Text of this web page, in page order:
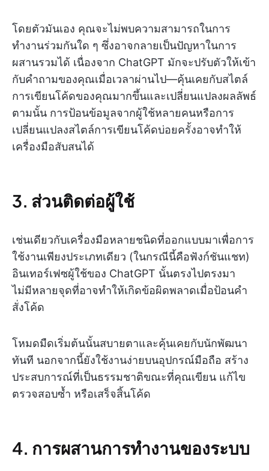
โดยตัวมันเอง คุณจะไม่พบความสามารถในการ
ทำงานร่วมกันใด ๆ ซึ่งอาจกลายเป็นปัญหาในการ
ผสานรวมได้ เนื่องจาก ChatGPT มักจะปรับตัวให้เข้า
กับคำถามของคุณเมื่อเวลาผ่านไป—คุ้นเคยกับสไตล์
การเขียนโค้ดของคุณมากขึ้นและเปลี่ยนแปลงผลลัพธ์
ตามนั้น การป้อนข้อมูลจากผู้ใช้หลายคนหรือการ
เปลี่ยนแปลงสไตล์การเขียนโค้ดบ่อยครั้งอาจทำให้
เครื่องมือสับสนได้
3. ส่วนติดต่อผู้ใช้
เช่นเดียวกับเครื่องมือหลายชนิดที่ออกแบบมาเพื่อการ
ใช้งานเพียงประเภทเดียว (ในกรณีนี้คือฟังก์ชันแชท)
อินเทอร์เฟซผู้ใช้ของ ChatGPT นั้นตรงไปตรงมา
ไม่มีหลายจุดที่อาจทำให้เกิดข้อผิดพลาดเมื่อป้อนคำ
สั่งโค้ด
โหมดมืดเริ่มต้นนั้นสบายตาและคุ้นเคยกับนักพัฒนา
ทันที นอกจากนี้ยังใช้งานง่ายบนอุปกรณ์มือถือ สร้าง
ประสบการณ์ที่เป็นธรรมชาติขณะที่คุณเขียน แก้ไข
ตรวจสอบซ้ำ หรือเสร็จสิ้นโค้ด
4. การผสานการทำงานของระบบ